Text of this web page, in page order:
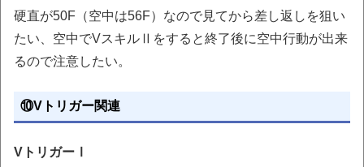
硬直が50F（空中は56F）なので見てから差し返しを狙い
たい、空中でVスキルⅡをすると終了後に空中行動が出来
るので注意したい。
⑩Vトリガー関連
VトリガーⅠ